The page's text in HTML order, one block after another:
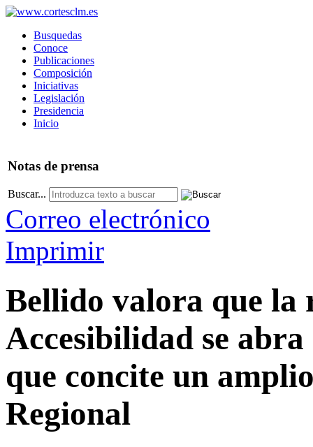
Busquedas
Conoce
Publicaciones
Composición
Iniciativas
Legislación
Presidencia
Inicio
Notas de prensa
Buscar...
Correo electrónico
Imprimir
Bellido valora que la
Accesibilidad se
que concite un
Regional